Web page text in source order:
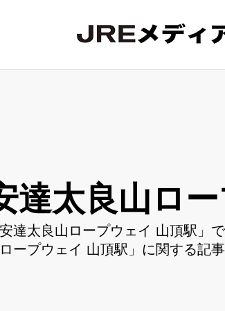
達太良山ロ
達太良山ロープウェイ 山頂駅」
ープウェイ 山頂駅」に関する記